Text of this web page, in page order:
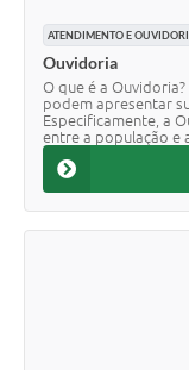
ATENDIMENTO E
Ouvidoria
O que é a
podem apresentar
Especificamente, a
entre a população e